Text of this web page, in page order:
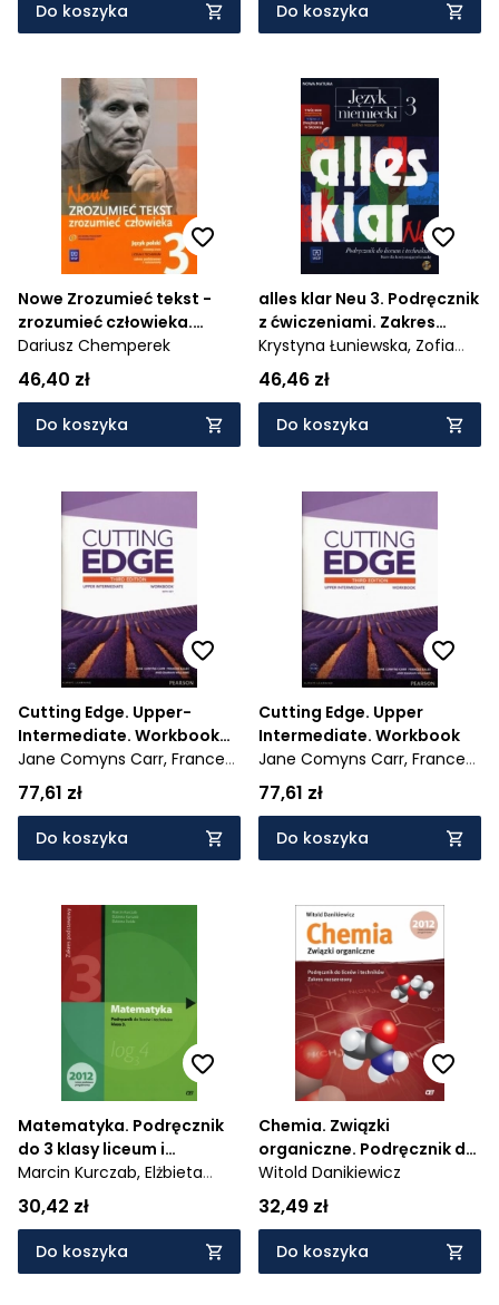
Do koszyka Do koszyka
Nowe Zrozumieć tekst -
zrozumieć człowieka.
Dwudziestolecie
międzywojenne
(awangarda) - powojenna
nowoczesność Podręcznik
do języka polskiego. Klasa
Zakres podstawowy i
rozszerzony
Dariusz Chemperek
46,40 zł
Do koszyka
alles klar Neu 3. Podręcznik
z ćwiczeniami. Zakres
rozszerzony z płytą CD.
Szkoły ponadgimnazjalne
- 689/5/2014
Krystyna Łuniewska, Zofia
Wąsik
46,46 zł
Do koszyka
Cutting Edge. Upper-
Intermediate. Workbook
with Key
Jane Comyns Carr, Frances
Eales,
Damian Williams
77,61 zł
Do koszyka
Cutting Edge. Upper
Intermediate. Workbook
Jane Comyns Carr, Frances
Eales,
Damian Williams
77,61 zł
Do koszyka
Matematyka. Podręcznik
do 3 klasy liceum i
technikum. Zakres
Podstawowy. Nowa
Podstawa Programowa -
412/3/2012
Marcin Kurczab, Elżbieta
Kurczab,
30,42 zł
Do koszyka
Chemia. Związki
organiczne. Podręcznik do
liceów i techników. Zakres
Witold Danikiewicz
32,49 zł
Do koszyka